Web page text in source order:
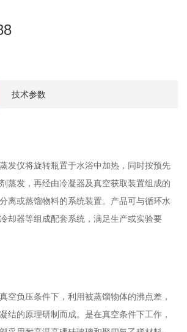
技术参数
仪将旋转瓶置于水浴中加热，同时按预先
蒸发，再经由冷凝器及真空获取装置组成的
离或蒸馏物料的系统装置。产品可与循环水
却器等组成配套系统，满足生产或实验要
负压条件下，利用被蒸馏物体的沸点差，
结的原理研制而成。是在真空条件下工作，